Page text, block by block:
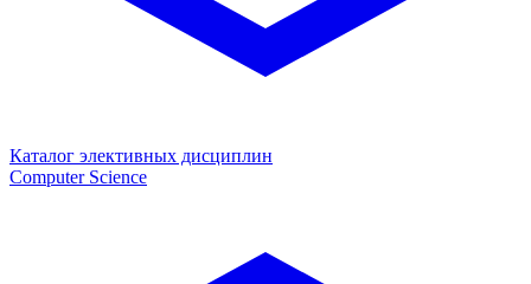
Каталог элективных дисциплин
Computer Science